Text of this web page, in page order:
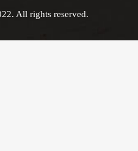
All rights reserved.